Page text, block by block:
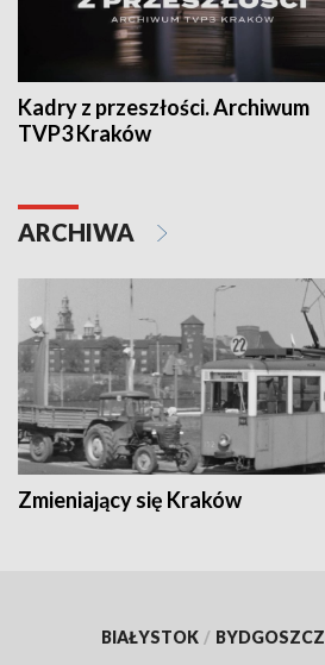
Kadry z przeszłości. Archiwum
TVP3 Kraków
ARCHIWA
Zmieniający się Kraków
BIAŁYSTOK / BYDGOSZCZ